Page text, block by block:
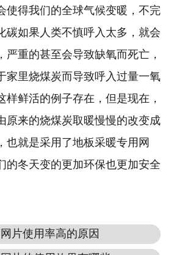
使得我们的全球气候变暖，不完
碳如果人类不慎呼入太多，就会
严重的甚至会导致缺氧而死亡，
家里烧煤炭而导致呼入过量一氧
样鲜活的例子存在，但是现在，
原来的烧煤炭取暖慢慢的改变成
也就是采用了地板采暖专用 网
的冬天变的更加环保也更加安全
片使用率高的原因